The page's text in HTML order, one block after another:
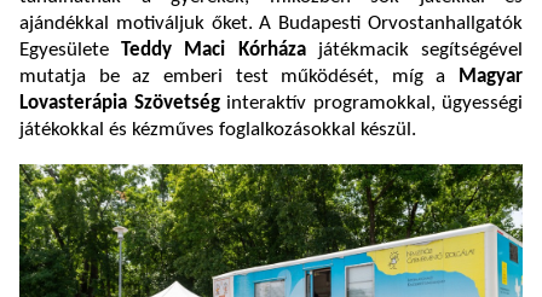
ajándékkal motiváljuk őket. A Budapesti Orvostanhallgatók
EgyesületeTeddy Maci Kórházajátékmacik segítségével
mutatja be az emberi test működését, míg a
Magyar
Lovasterápia Szövetséginteraktív programokkal, ügyességi
játékokkal és kézműves foglalkozásokkal készül.